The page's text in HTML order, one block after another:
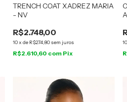
TRENCH COAT XADREZ MARIA
- NV
R$2.748,00
10x de R$274,80 sem juros
R$2.610,60 com Pix
10